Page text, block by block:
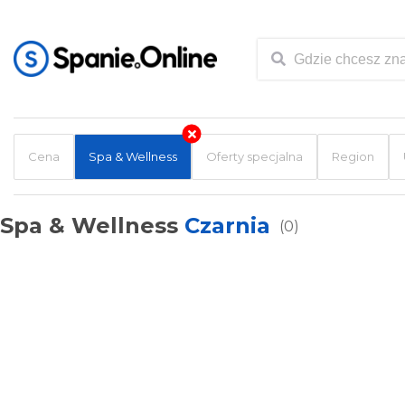
Cena Spa & Wellness Oferty specjalna Region
Spa & Wellness Czarnia (0)